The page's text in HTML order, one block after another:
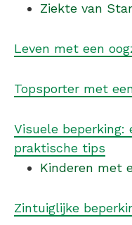
Ziekte van
Leven met een
Topsporter met
Visuele beperking:
praktische tips
Kinderen met
Zintuiglijke